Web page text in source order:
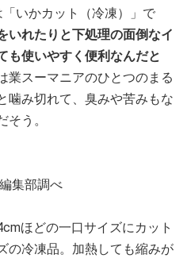
いかカット（冷凍）」で
いれたりと下処理の面倒なイ
も使いやすく便利なんだと
業スーマニアのひとつのまる
噛み切れて、臭みや苦みもな
そう。
集部調べ
ほどの一口サイズにカット
の冷凍品。加熱しても縮みが